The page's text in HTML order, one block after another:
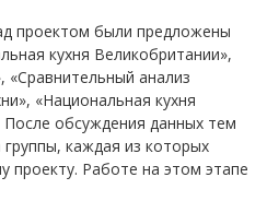
проектом были предложены
кухня Великобритании»,
анализ
«Национальная кухня
обсуждения данных тем
каждая из которых
проекту. Работе на этом этапе